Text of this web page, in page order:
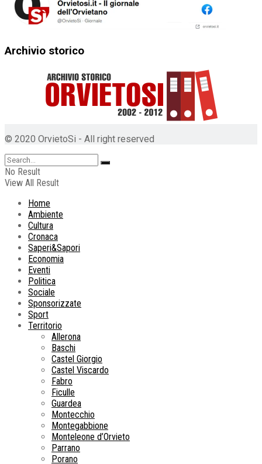
Archivio storico
© 2020 OrvietoSi - All right reserved
No Result
View All Result
Home
Ambiente
Cultura
Cronaca
Saperi&Sapori
Economia
Eventi
Politica
Sociale
Sponsorizzate
Sport
Territorio
Allerona
Baschi
Castel Giorgio
Castel Viscardo
Fabro
Ficulle
Guardea
Montecchio
Montegabbione
Monteleone d’Orvieto
Parrano
Porano